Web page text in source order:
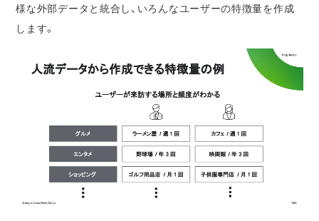
様な外部データと統合し、いろんなユーザーの特徴量を作成
します。